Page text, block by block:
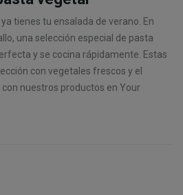
tienes tu ensalada de verano. En
una selección especial de pasta
y se cocina rápidamente. Estas
con vegetales frescos y el
nuestros productos en Your